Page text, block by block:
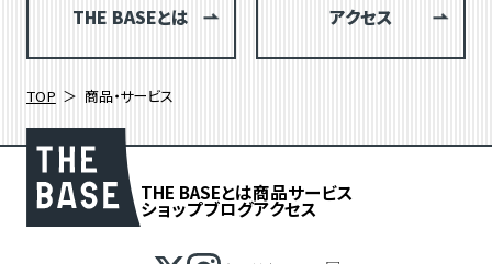
THE BASEとは アクセス
TOP 商品・サービス
THE BASEとは商品サービス
ショップブログアクセス